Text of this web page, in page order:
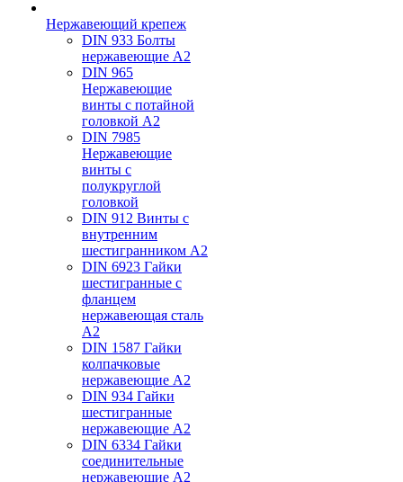
Нержавеющий крепеж
DIN 933 Болты
нержавеющие А2
DIN 965
Нержавеющие
винты с потайной
головкой А2
DIN 7985
Нержавеющие
винты с
полукруглой
головкой
DIN 912 Винты с
внутренним
шестигранником А2
DIN 6923 Гайки
шестигранные с
фланцем
нержавеющая сталь
А2
DIN 1587 Гайки
колпачковые
нержавеющие А2
DIN 934 Гайки
шестигранные
нержавеющие А2
DIN 6334 Гайки
соединительные
нержавеющие А2